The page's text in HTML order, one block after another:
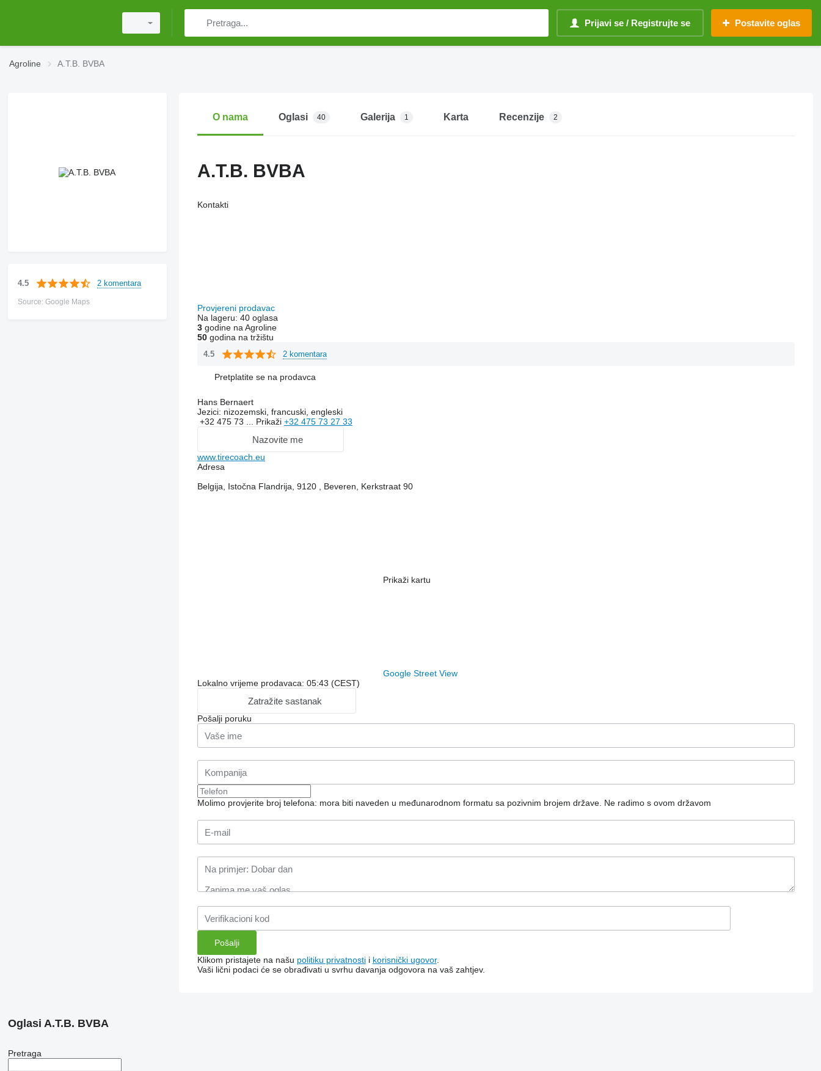
Prijavi se / Registrujte se Postavite oglas
Agroline A.T.B. BVBA
4.5 2 komentara
Source: Google Maps
O nama Oglasi 40 Galerija 1 Karta Recenzije 2
A.T.B. BVBA
Kontakti
Provjereni prodavac
Na lageru: 40 oglasa
3godine na Agroline
50godina na tržištu
4.5 2 komentara
Pretplatite se na prodavca
Hans Bernaert
Jezici: nizozemski, francuski, engleski
+32 475 73 ... Prikaži +32 475 73 27 33
Nazovite me
www.tirecoach.eu
Adresa
Belgija, Istočna Flandrija, 9120 , Beveren, Kerkstraat 90
Prikaži kartu
Google Street View
Lokalno vrijeme prodavaca: 05:43 (CEST)
Zatražite sastanak
Pošalji poruku
Molimo provjerite broj telefona: mora biti naveden u međunarodnom formatu sa pozivnim brojem države. Ne radimo s ovom državom
Klikom pristajete na našu politiku privatnostii korisnički ugovor.
Vaši lični podaci će se obrađivati ​​u svrhu davanja odgovora na vaš zahtjev.
Oglasi A.T.B. BVBA
Pretraga